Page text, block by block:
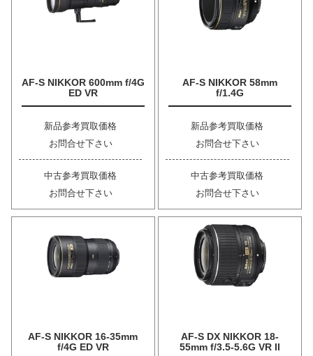
AF-S NIKKOR 600mm f/4G
ED VR
新品参考買取価格
お問合せ下さい
中古参考買取価格
お問合せ下さい
AF-S NIKKOR 58mm
f/1.4G
新品参考買取価格
お問合せ下さい
中古参考買取価格
お問合せ下さい
AF-S NIKKOR 16-35mm
f/4G ED VR
AF-S DX NIKKOR 18-
55mm f/3.5-5.6G VR II